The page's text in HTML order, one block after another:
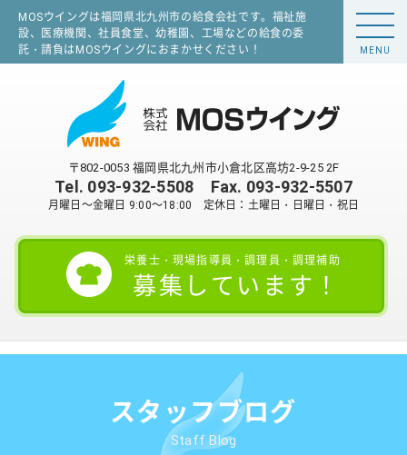
MOSウイングは福岡県北九州市の給食会社です。福祉施
設、医療機関、社員食堂、幼稚園、工場などの給食の委
託・請負はMOSウイングにおまかせください！
〒802-0053 福岡県北九州市小倉北区高坊2-9-25 2F
Tel. 093-932-5508 Fax. 093-932-5507
月曜日～金曜日 9:00～18:00 定休日：土曜日・日曜日・祝日
栄養士・現場指導員・調理員・調理補助
募集しています！
MENU
スタッフブログ
Staff Blog